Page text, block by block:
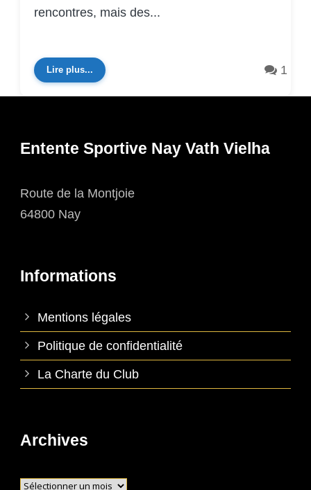
rencontres, mais des...
Lire plus... 1
Entente Sportive Nay Vath Vielha
Route de la Montjoie
64800 Nay
Informations
Mentions légales
Politique de confidentialité
La Charte du Club
Archives
Archives